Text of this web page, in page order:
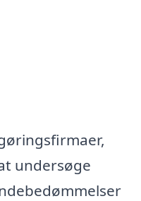
undersøge